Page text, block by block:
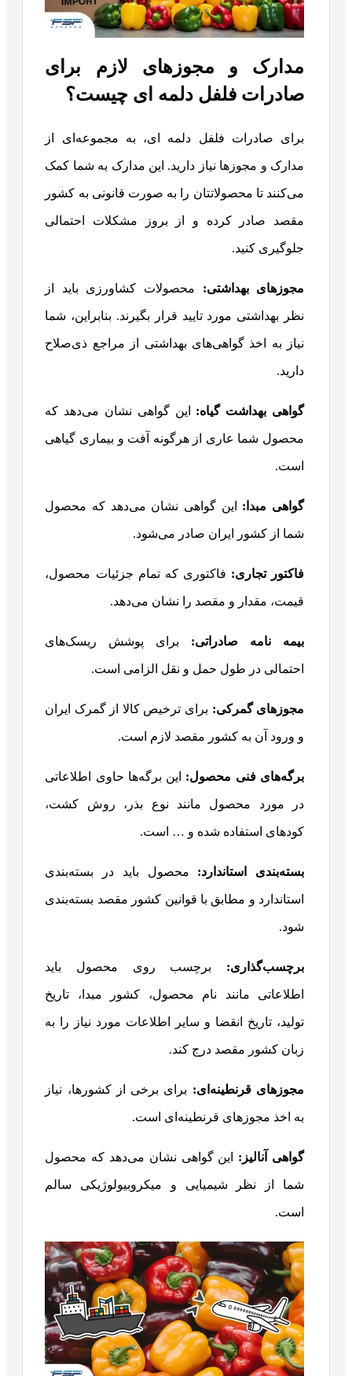
مدارک و مجوزهای لازم برای
صادرات فلفل دلمه ای چیست؟
برای صادرات فلفل دلمه ای، به مجموعه‌ای از
مدارک و مجوزها نیاز دارید. این مدارک به شما کمک
می‌کنند تا محصولاتتان را به صورت قانونی به کشور
مقصد صادر کرده و از بروز مشکلات احتمالی
جلوگیری کنید.
مجوزهای بهداشتی: محصولات کشاورزی باید از
نظر بهداشتی مورد تایید قرار بگیرند. بنابراین، شما
نیاز به اخذ گواهی‌های بهداشتی از مراجع ذی‌صلاح
دارید.
گواهی بهداشت گیاه: این گواهی نشان می‌دهد که
محصول شما عاری از هرگونه آفت و بیماری گیاهی
است.
گواهی مبدا: این گواهی نشان می‌دهد که محصول
شما از کشور ایران صادر می‌شود.
فاکتور تجاری: فاکتوری که تمام جزئیات محصول،
قیمت، مقدار و مقصد را نشان می‌دهد.
بیمه نامه صادراتی: برای پوشش ریسک‌های
احتمالی در طول حمل و نقل الزامی است.
مجوزهای گمرکی: برای ترخیص کالا از گمرک ایران
و ورود آن به کشور مقصد لازم است.
برگه‌های فنی محصول: این برگه‌ها حاوی اطلاعاتی
در مورد محصول مانند نوع بذر، روش کشت،
کودهای استفاده شده و … است.
بسته‌بندی استاندارد: محصول باید در بسته‌بندی
استاندارد و مطابق با قوانین کشور مقصد بسته‌بندی
شود.
برچسب‌گذاری: برچسب روی محصول باید
اطلاعاتی مانند نام محصول، کشور مبدا، تاریخ
تولید، تاریخ انقضا و سایر اطلاعات مورد نیاز را به
زبان کشور مقصد درج کند.
مجوزهای قرنطینه‌ای: برای برخی از کشورها، نیاز
به اخذ مجوزهای قرنطینه‌ای است.
گواهی آنالیز: این گواهی نشان می‌دهد که محصول
شما از نظر شیمیایی و میکروبیولوژیکی سالم
است.